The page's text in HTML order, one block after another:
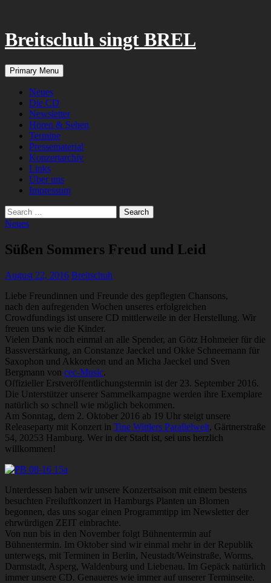
Breitschuh singt BREL
Search
Primary Menu
to
Neues
Die CD
Newsletter
Hören & Sehen
Termine
Pressematerial
Konzertarchiv
Links
Über uns
Impressum
Search
for:
Neues
Süßen Sommers Freud und Leid
August 22, 2016 Breitschuh
Liebe Freundinnen und Freunde des gepflegten Chansons,
nach den aufregenden Wochen unseres erfolgreichen
Crowdfundings ist unsere CD mittlerweile in der Herstellung. Wir
freuen uns wie die Kinder.
Vielen Dank noch einmal an alle Spender, an Götz Hohmeier für die
Bassverstärkung, an Constanze Jaeckel und Okke Schneemann für
Saxophon und Akkordeon und an Micha Jaeckel und Sven
Bergmann von cec-Music.
Offizieller Erstveröffentlichungstermin ist der 23. September 2016.
Die Unterstützer unserer Sammelkampagne werden ihre Exemplare
natürlich so schnell wie möglich bekommen.
Am Sonntag, dem 2. Oktober 2016 ab 19 Uhr steigt unsere
Releaseparty mit Konzert in Tine Wittlers Parallelwelt, Gärtnerstraße
54, 20253 Hamburg. Wer in der Stadt ist, sei uns herzlich
willkommen!
Unterdessen haben wir unsere Konzertsaison mit einem bestens
besuchten Freiluftkonzert in Hamburgs Planten un Blomen
begonnen, das uns sogar einen Programmtipp im Newsletter der
ehrwürdigen ZEIT einbrachte.
Von nun bis in den November folgt Bühnentermin auf
Bühnentermin. Im Oktober sind wir einmal mehr in der Republik
unterwegs, mit Terminen in Berlin, Neustadt/Weinstraße, Worms,
Darmstadt, Asperg, Waldenburg und Liebenau. Im Gepäck natürlich
immer unsere CD. Genaueres wie immer auf unserer Terminseite.